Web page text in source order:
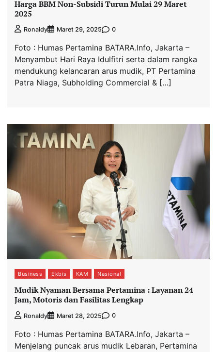
Harga BBM Non-Subsidi Turun Mulai 29 Maret
2025
Ronaldy Maret 29, 2025 0
Foto : Humas Pertamina BATARA.Info, Jakarta –
Menyambut Hari Raya Idulfitri serta dalam rangka
mendukung kelancaran arus mudik, PT Pertamina
Patra Niaga, Subholding Commercial & […]
Business Ekbis KAM Nasional
Mudik Nyaman Bersama Pertamina : Layanan 24
Jam, Motoris dan Fasilitas Lengkap
Ronaldy Maret 28, 2025 0
Foto : Humas Pertamina BATARA.Info, Jakarta –
Menjelang puncak arus mudik Lebaran, Pertamina